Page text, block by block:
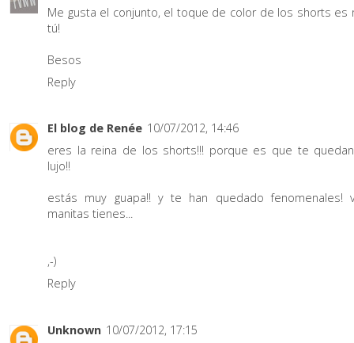
Me gusta el conjunto, el toque de color de los shorts es
tú!
Besos
Reply
El blog de Renée 10/07/2012, 14:46
eres la reina de los shorts!!! porque es que te
lujo!!
estás muy guapa!! y te han quedado fenomenales!
manitas tienes...
,-)
Reply
Unknown 10/07/2012, 17:15